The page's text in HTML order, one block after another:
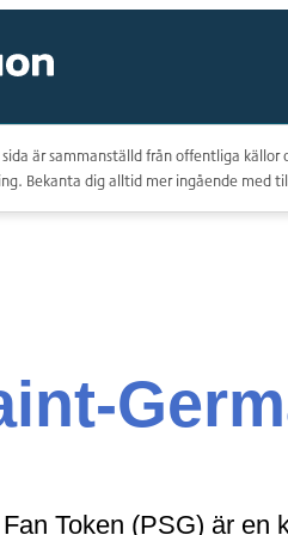
är sammanställd från offentliga
Bekanta dig alltid mer ingående
Token (PSG) är